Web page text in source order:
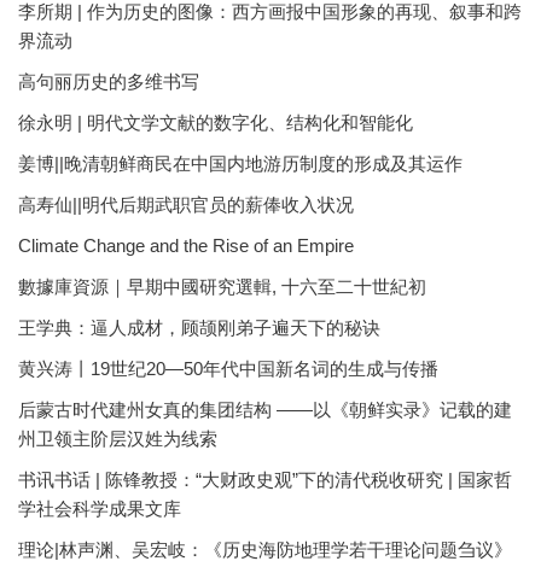
李所期 | 作为历史的图像：西方画报中国形象的再现、叙事和跨
界流动
高句丽历史的多维书写
徐永明 | 明代文学文献的数字化、结构化和智能化
姜博||晚清朝鲜商民在中国内地游历制度的形成及其运作
高寿仙||明代后期武职官员的薪俸收入状况
Climate Change and the Rise of an Empire
數據庫資源｜早期中國研究選輯, 十六至二十世紀初
王学典：逼人成材，顾颉刚弟子遍天下的秘诀
黄兴涛丨19世纪20—50年代中国新名词的生成与传播
后蒙古时代建州女真的集团结构 ——以《朝鲜实录》记载的建
州卫领主阶层汉姓为线索
书讯书话 | 陈锋教授：“大财政史观”下的清代税收研究 | 国家哲
学社会科学成果文库
理论|林声渊、吴宏岐：《历史海防地理学若干理论问题刍议》